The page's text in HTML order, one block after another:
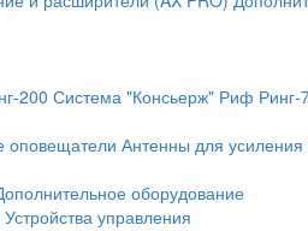
200 Система "Консьерж" Риф Ринг-
оповещатели Антенны для усиления
оборудование
Устройства управления